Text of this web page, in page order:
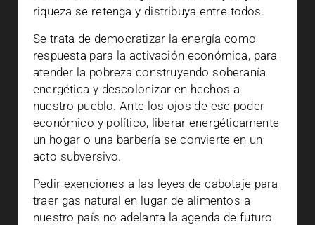
riqueza se retenga y distribuya entre todos.
Se trata de democratizar la energía como
respuesta para la activación económica, para
atender la pobreza construyendo soberanía
energética y descolonizar en hechos a
nuestro pueblo. Ante los ojos de ese poder
económico y político, liberar energéticamente
un hogar o una barbería se convierte en un
acto subversivo.
Pedir exenciones a las leyes de cabotaje para
traer gas natural en lugar de alimentos a
nuestro país no adelanta la agenda de futuro